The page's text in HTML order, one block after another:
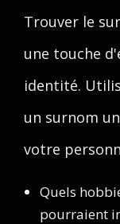
Trouver le
une touche
identité.
un surnom
votre
Quels
pourraient